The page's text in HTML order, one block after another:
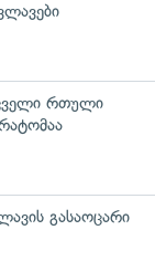
რთული
გასაოცარი